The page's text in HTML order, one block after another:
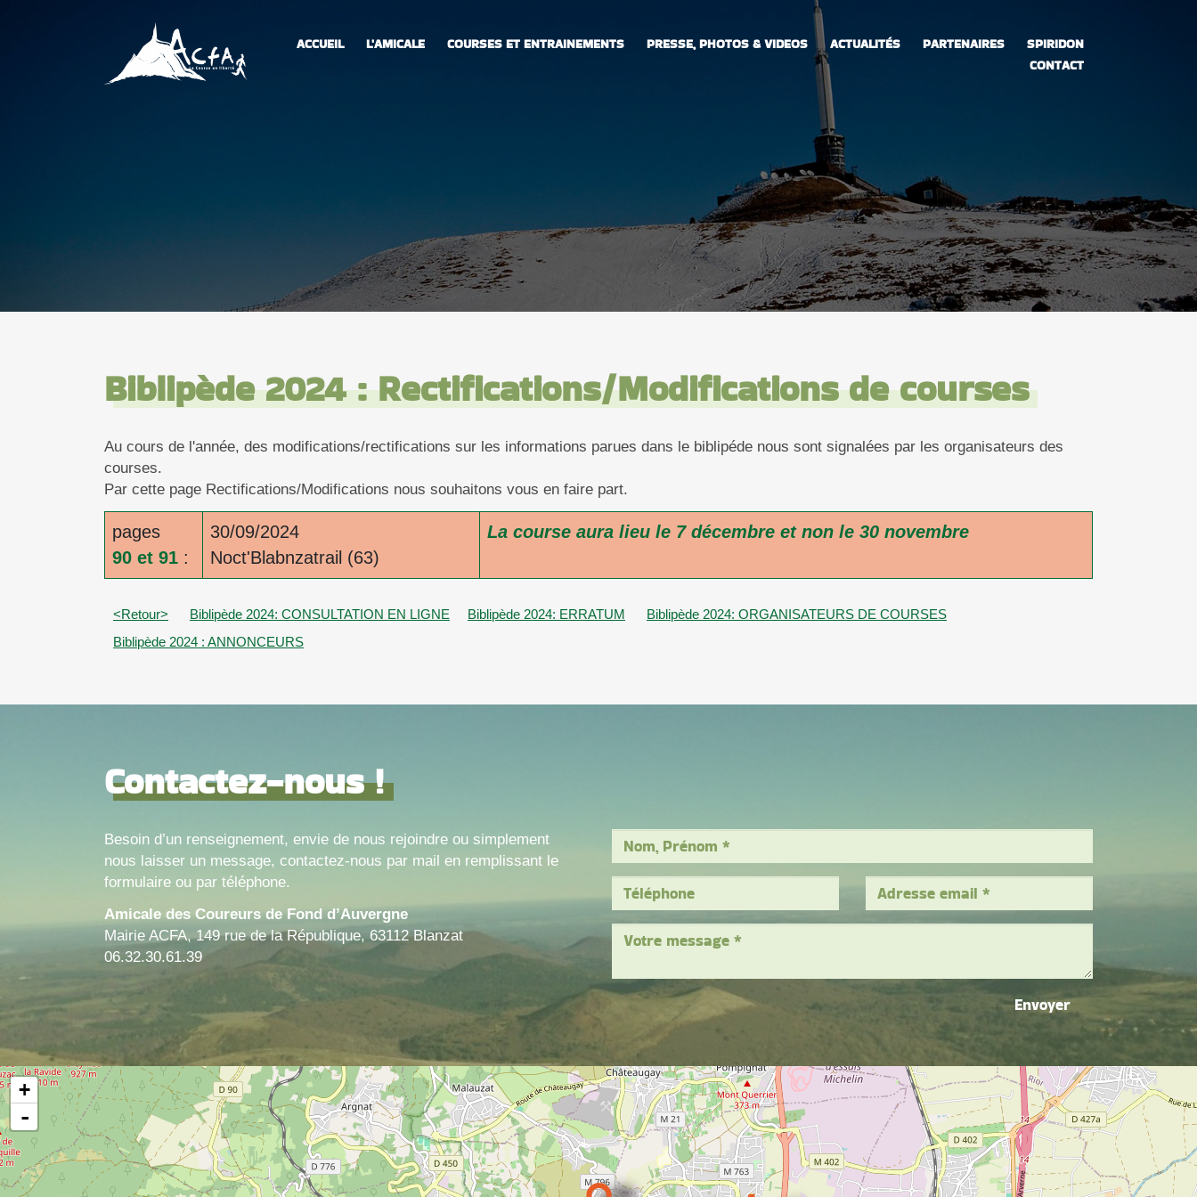
ACCUEIL L'AMICALE COURSES ET ENTRAINEMENTS PRESSE, PHOTOS & VIDEOS ACTUALITÉS PARTENAIRES
SPIRIDON
CONTACT
Biblipède 2024 : Rectifications/Modifications de courses
Au cours de l'année, des modifications/rectifications sur les informations parues dans le biblipéde nous sont signalées par les organisateurs des
courses.
Par cette page Rectifications/Modifications nous souhaitons vous en faire part.
pages
90 et 91 :
30/09/2024
Noct'Blabnzatrail (63)
La course aura lieu le 7 décembre et non le 30 novembre
<Retour> Biblipède 2024: CONSULTATION EN LIGNE Biblipède 2024: ERRATUM
Biblipède 2024: ORGANISATEURS DE COURSES
Biblipède 2024 : ANNONCEURS
Contactez-nous !
Besoin d’un renseignement, envie de nous rejoindre ou simplement
nous laisser un message, contactez-nous par mail en remplissant le
formulaire ou par téléphone.
Amicale des Coureurs de Fond d’Auvergne
Mairie ACFA, 149 rue de la République, 63112 Blanzat
06.32.30.61.39
Envoyer
+
-